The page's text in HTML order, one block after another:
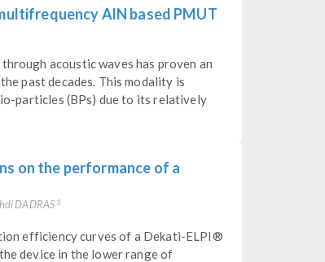
AlN based PMUT
acoustic waves has proven an
past decades. This modality is
particles (BPs) due to its relatively
on the performance of a
DADRAS 1
efficiency curves of a Dekati-ELPI®
device in the lower range of